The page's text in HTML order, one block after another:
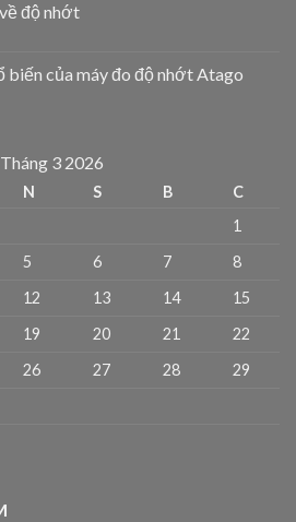
độ nhớt
biến của máy đo độ nhớt Atago
Tháng 3 2026
N S B
C
1
5 6 7
8
12 13 14
15
19 20 21
22
26 27 28
29